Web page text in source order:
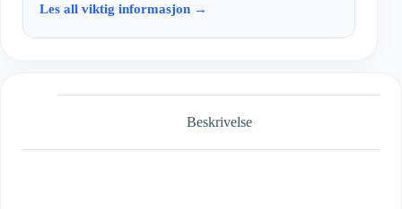
Les all viktig informasjon →
Beskrivelse